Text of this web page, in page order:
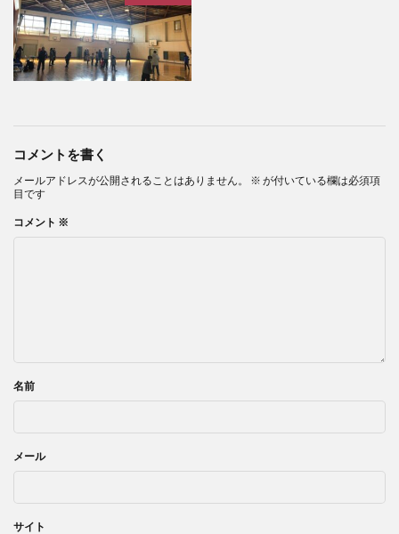
コメントを書く
メールアドレスが公開されることはありません。 ※ が付いている欄は必須項
目です
コメント ※
名前
メール
サイト